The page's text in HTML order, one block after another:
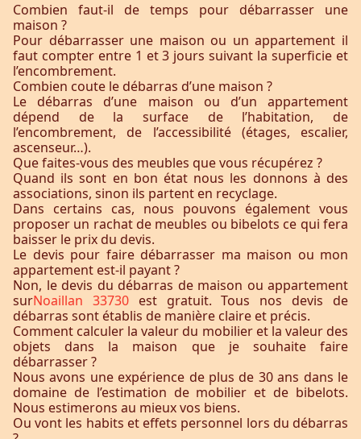
Combien faut-il de temps pour débarrasser une
maison ?
Pour débarrasser une maison ou un appartement il
faut compter entre 1 et 3 jours suivant la superficie et
l’encombrement.
Combien coute le débarras d’une maison ?
Le débarras d’une maison ou d’un appartement
dépend de la surface de l’habitation, de
l’encombrement, de l’accessibilité (étages, escalier,
ascenseur…).
Que faites-vous des meubles que vous récupérez ?
Quand ils sont en bon état nous les donnons à des
associations, sinon ils partent en recyclage.
Dans certains cas, nous pouvons également vous
proposer un rachat de meubles ou bibelots ce qui fera
baisser le prix du devis.
Le devis pour faire débarrasser ma maison ou mon
appartement est-il payant ?
Non, le devis du débarras de maison ou appartement
surNoaillan 33730 est gratuit. Tous nos devis de
débarras sont établis de manière claire et précis.
Comment calculer la valeur du mobilier et la valeur des
objets dans la maison que je souhaite faire
débarrasser ?
Nous avons une expérience de plus de 30 ans dans le
domaine de l’estimation de mobilier et de bibelots.
Nous estimerons au mieux vos biens.
Ou vont les habits et effets personnel lors du débarras